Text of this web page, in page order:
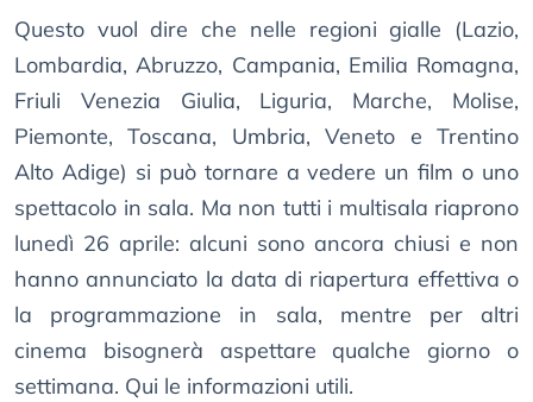
Questo vuol dire che nelle regioni gialle (Lazio,
Lombardia, Abruzzo, Campania, Emilia Romagna,
Friuli Venezia Giulia, Liguria, Marche, Molise,
Piemonte, Toscana, Umbria, Veneto e Trentino
Alto Adige) si può tornare a vedere un film o uno
spettacolo in sala. Ma non tutti i multisala riaprono
lunedì 26 aprile: alcuni sono ancora chiusi e non
hanno annunciato la data di riapertura effettiva o
la programmazione in sala, mentre per altri
cinema bisognerà aspettare qualche giorno o
settimana. Qui le informazioni utili.